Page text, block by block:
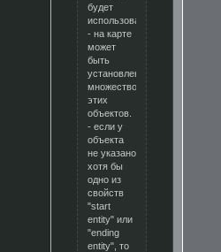
будет
использоваться.
- на карте
может
быть
установлено
множество
этих
объектов.
- если у
объекта
не указано
хотя бы
одно из
свойств
"start
entity" или
"ending
entity", то